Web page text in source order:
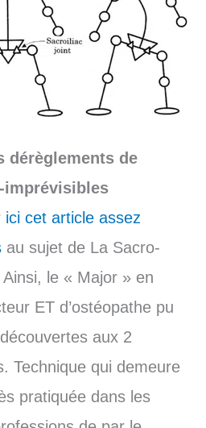
dérèglements de
imprévisibles
ici cet article assez
au sujet de La Sacro-
le « Major » en
ET d’ostéopathe pu
aux 2
Technique qui demeure
pratiquée dans les